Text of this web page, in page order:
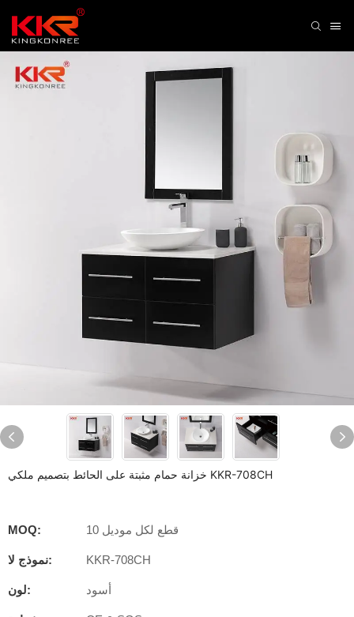
خزانة حمام مثبتة على الحائط بتصميم ملكي KKR-708CH
MOQ: 10 قطع لكل موديل
نموذج لا: KKR-708CH
لون: أسود